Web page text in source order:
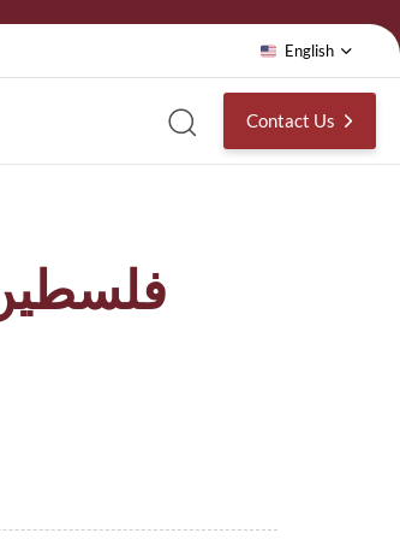
English
Contact Us